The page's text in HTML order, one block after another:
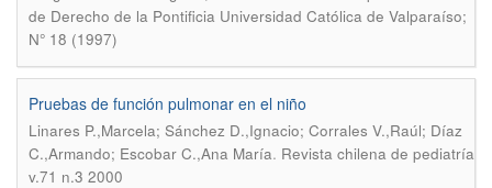
de Derecho de la Pontificia Universidad Católica de Valparaíso;
N° 18 (1997)
Pruebas de función pulmonar en el niño
Linares P.,Marcela; Sánchez D.,Ignacio; Corrales V.,Raúl; Díaz
C.,Armando; Escobar C.,Ana María. Revista chilena de pediatría
v.71 n.3 2000